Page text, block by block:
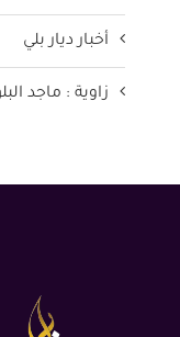
أخبار ديار بلي
زاوية : ماجد